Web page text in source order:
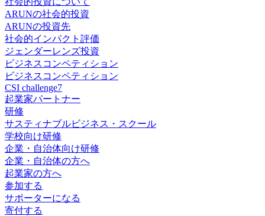
ARUNの社会的投資
ARUNの投資先
社会的インパクト評価
ジェンダーレンズ投資
ビジネスコンペティション
ビジネスコンペティション
CSI challenge7
起業家パートナー
研修
サスティナブルビジネス・スクール
学校向け研修
企業・自治体向け研修
企業・自治体の方へ
起業家の方へ
参加する
サポーターになる
寄付する